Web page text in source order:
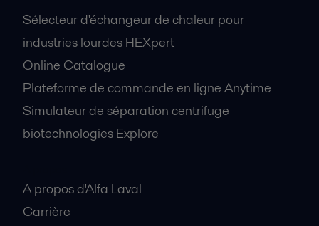
Sélecteur d'échangeur de chaleur pour
industries lourdes HEXpert
Online Catalogue
Plateforme de commande en ligne Anytime
Simulateur de séparation centrifuge
biotechnologies Explore
A propos d'Alfa Laval
Carrière